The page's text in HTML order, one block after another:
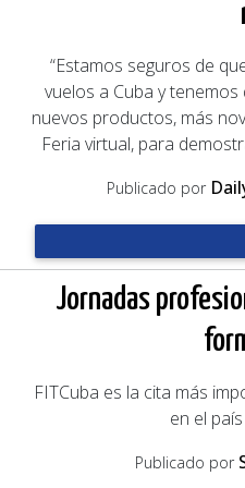
“Estamos seguros de
vuelos a Cuba y
nuevos productos, más
Feria virtual, para
Publicado por
Jornadas
FITCuba es la cita más
en el
Publicado por